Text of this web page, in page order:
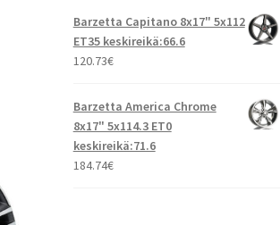
Barzetta Capitano 8x17" 5x112
ET35 keskireikä:66.6
120.73€
Barzetta America Chrome
8x17" 5x114.3 ET0
keskireikä:71.6
184.74€